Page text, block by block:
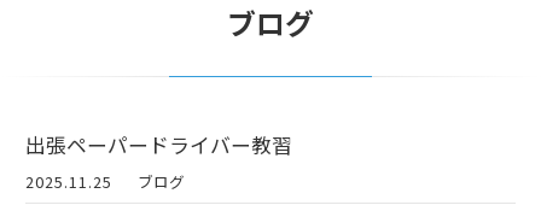
ブログ
出張ペーパードライバー教習
2025.11.25 ブログ